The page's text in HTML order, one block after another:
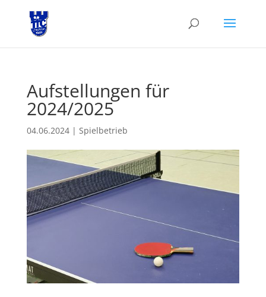
Aufstellungen für
2024/2025
04.06.2024| Spielbetrieb